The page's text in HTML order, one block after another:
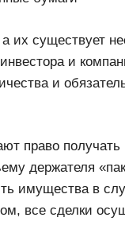
их существует
и
и
право
держателя
имущества в
все сделки